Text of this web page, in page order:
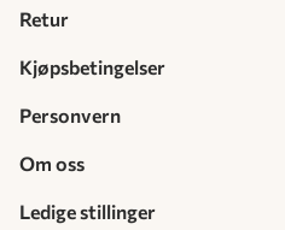
Retur
Kjøpsbetingelser
Personvern
Om oss
Ledige stillinger